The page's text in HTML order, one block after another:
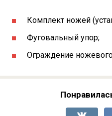
Комплект ножей
Фуговальный упор;
Ограждение